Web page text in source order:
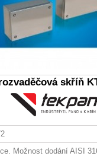
skříň
Možnost dodání AISI